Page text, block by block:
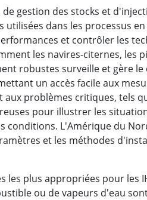
gestion des stocks et
dans les processus
et contrôler les
les navires-citernes, les
robustes surveille et gère
un accès facile aux
problèmes critiques, tels
pour illustrer les
L'Amérique du
et les méthodes
plus appropriées pour les
ou de vapeurs d'eau